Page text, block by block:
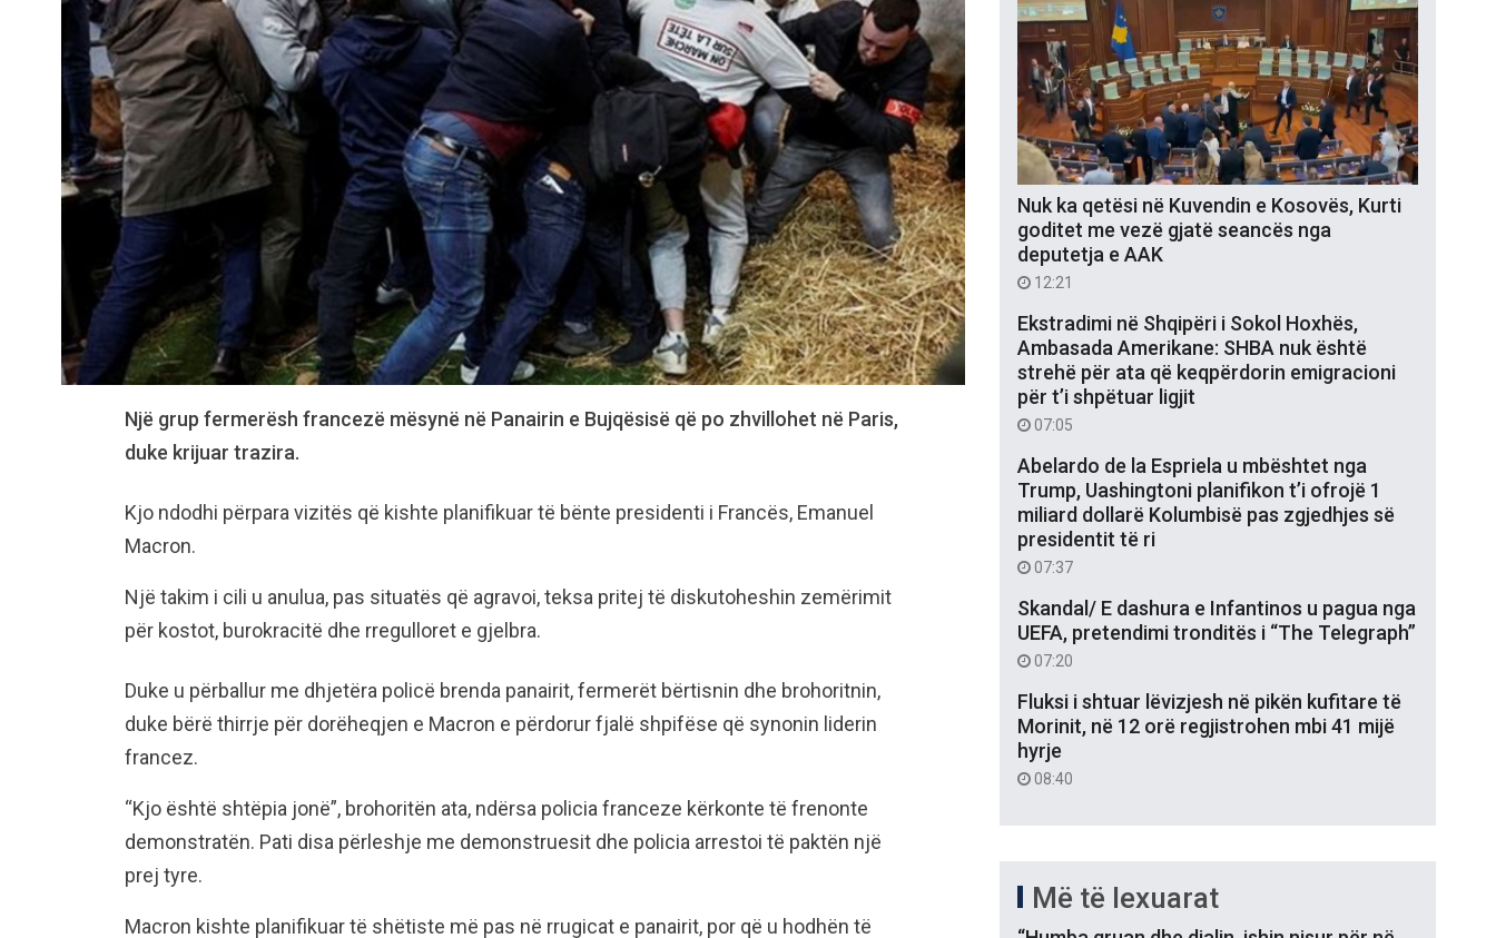
Një grup fermerësh francezë mësynë në Panairin e Bujqësisë që po zhvillohet në Paris,
duke krijuar trazira.
Kjo ndodhi përpara vizitës që kishte planifikuar të bënte presidenti i Francës, Emanuel
Macron.
Një takim i cili u anulua, pas situatës që agravoi, teksa pritej të diskutoheshin zemërimit
për kostot, burokracitë dhe rregulloret e gjelbra.
Duke u përballur me dhjetëra policë brenda panairit, fermerët bërtisnin dhe brohoritnin,
duke bërë thirrje për dorëheqjen e Macron e përdorur fjalë shpifëse që synonin liderin
francez.
“Kjo është shtëpia jonë”, brohoritën ata, ndërsa policia franceze kërkonte të frenonte
demonstratën. Pati disa përleshje me demonstruesit dhe policia arrestoi të paktën një
prej tyre.
Macron kishte planifikuar të shëtiste më pas në rrugicat e panairit, por që u hodhën të
Nuk ka qetësi në Kuvendin e Kosovës, Kurti
goditet me vezë gjatë seancës nga
deputetja e AAK
12:21
Ekstradimi në Shqipëri i Sokol Hoxhës,
Ambasada Amerikane: SHBA nuk është
strehë për ata që keqpërdorin emigracioni
për t’i shpëtuar ligjit
07:05
Abelardo de la Espriela u mbështet nga
Trump, Uashingtoni planifikon t’i ofrojë 1
miliard dollarë Kolumbisë pas zgjedhjes së
presidentit të ri
07:37
Skandal/ E dashura e Infantinos u pagua nga
UEFA, pretendimi tronditës i “The Telegraph”
07:20
Fluksi i shtuar lëvizjesh në pikën kufitare të
Morinit, në 12 orë regjistrohen mbi 41 mijë
hyrje
08:40
Më të lexuarat